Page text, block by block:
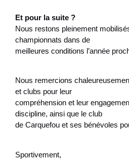
Et pour la suite ?
Nous restons pleinement
championnats dans de
meilleures conditions l’année
Nous remercions
et clubs pour leur
compréhension et leur
discipline, ainsi que le club
de Carquefou et ses bénévoles
Sportivement,